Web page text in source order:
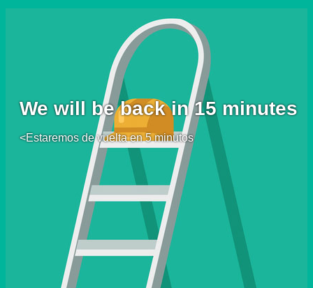
We will be back in 15 minutes
<Estaremos de vuelta en 5 minutos